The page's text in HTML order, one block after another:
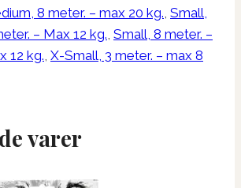
8 meter. – max 20 kg. Small,
– Max 12 kg. Small, 8 meter. –
12 kg. X-Small, 3 meter. – max 8
varer